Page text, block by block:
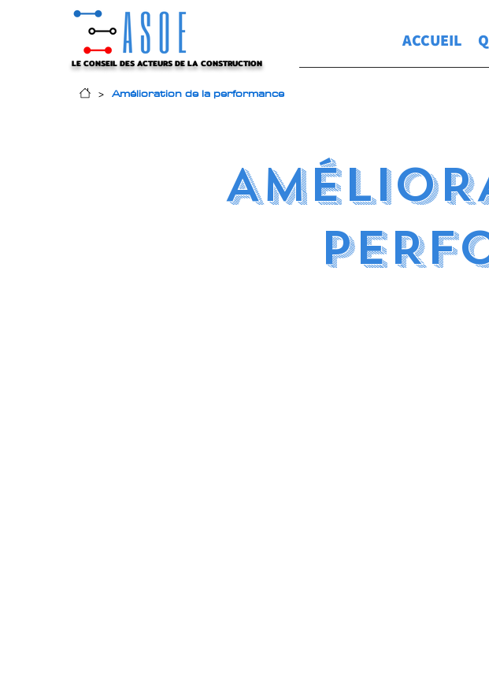
LE CONSEIL DES ACTEURS DE LA CONSTRUCTION
> Amélioration de la performance
ACCUEIL